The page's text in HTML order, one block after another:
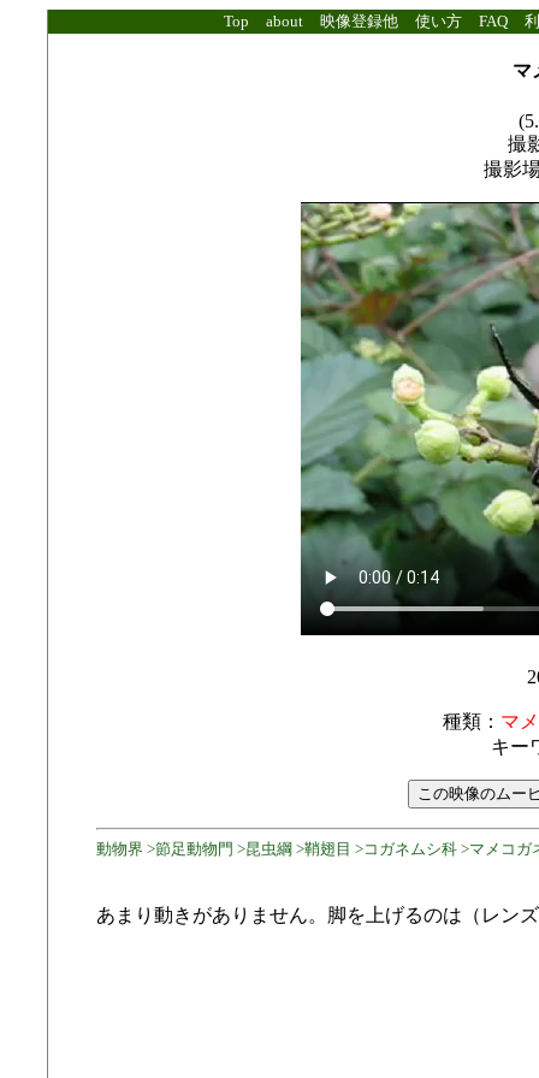
Top about 映像登録他 使い方 FAQ
マ
撮
撮影
種類： マ
キー
動物界 >節足動物門 >昆虫綱 >鞘翅目 >コガネムシ科 >マメコガ
あまり動きがありません。脚を上げるのは（レン